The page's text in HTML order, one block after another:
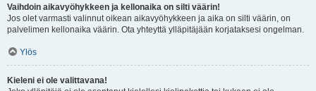
Vaihdoin aikavyöhykkeen ja kellonaika on silti väärin!
Jos olet varmasti valinnut oikean aikavyöhykkeen ja aika on silti väärin, on
palvelimen kellonaika väärin. Ota yhteyttä ylläpitäjään korjataksesi ongelman.
Ylös
Kieleni ei ole valittavana!